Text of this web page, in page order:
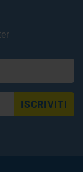
ISCRIVITI